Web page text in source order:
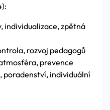
individualizace, zpětná
rozvoj pedagogů
prevence
poradenství, individuální